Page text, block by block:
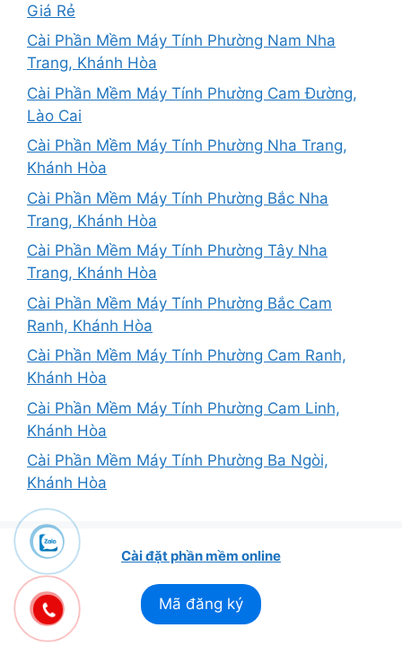
Giá Rẻ
Cài Phần Mềm Máy Tính Phường Nam Nha
Trang, Khánh Hòa
Cài Phần Mềm Máy Tính Phường Cam Đường,
Lào Cai
Cài Phần Mềm Máy Tính Phường Nha Trang,
Khánh Hòa
Cài Phần Mềm Máy Tính Phường Bắc Nha
Trang, Khánh Hòa
Cài Phần Mềm Máy Tính Phường Tây Nha
Trang, Khánh Hòa
Cài Phần Mềm Máy Tính Phường Bắc Cam
Ranh, Khánh Hòa
Cài Phần Mềm Máy Tính Phường Cam Ranh,
Khánh Hòa
Cài Phần Mềm Máy Tính Phường Cam Linh,
Khánh Hòa
Cài Phần Mềm Máy Tính Phường Ba Ngòi,
Khánh Hòa
Cài đặt phần mềm online
Mã đăng ký